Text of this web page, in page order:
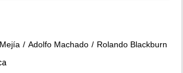
Adolfo Machado Rolando Blackburn